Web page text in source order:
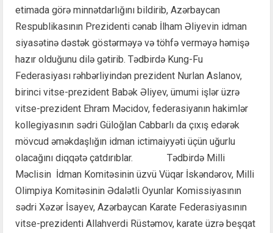
etimada görə minnətdarlığını bildirib, Azərbaycan
Respublikasının Prezidenti cənab İlham Əliyevin idman
siyasətinə dəstək göstərməyə və töhfə verməyə həmişə
hazır olduğunu dilə gətirib. Tədbirdə Kung-Fu
Federasiyası rəhbərliyindən prezident Nurlan Aslanov,
birinci vitse-prezident Babək Əliyev, ümumi işlər üzrə
vitse-prezident Ehram Məcidov, federasiyanın hakimlər
kollegiyasının sədri Güloğlan Cabbarlı da çıxış edərək
mövcud əməkdaşlığın idman ictimaiyyəti üçün uğurlu
olacağını diqqətə çatdırıblar. Tədbirdə Milli
Məclisin İdman Komitəsinin üzvü Vüqar İskəndərov, Milli
Olimpiya Komitəsinin Ədalətli Oyunlar Komissiyasının
sədri Xəzər İsayev, Azərbaycan Karate Federasiyasının
vitse-prezidenti Allahverdi Rüstəmov, karate üzrə beşqat